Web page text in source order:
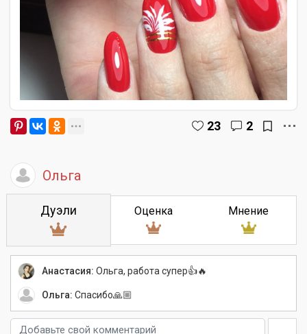
23 2
Ольга
Дуэли Оценка Мнение
Анастасия: Ольга, работа супер👍🔥
Ольга: Спасибо🙏🏼